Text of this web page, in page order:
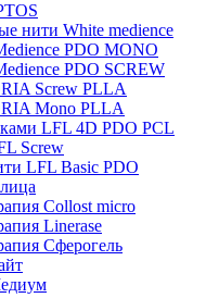
нити White medience
PDO MONO
PDO SCREW
Screw PLLA
Mono PLLA
LFL 4D PDO PCL
Screw
LFL Basic PDO
Collost micro
Linerase
Сферогель